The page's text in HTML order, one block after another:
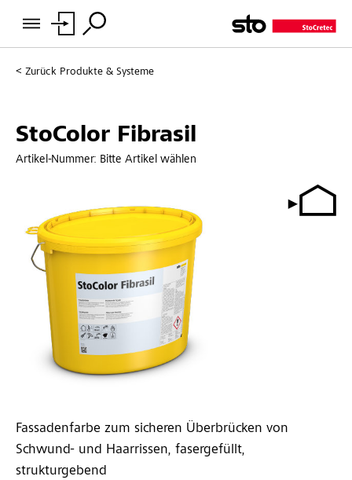
Zurück Produkte & Systeme
StoColor Fibrasil
Artikel-Nummer: Bitte Artikel wählen
Fassadenfarbe zum sicheren Überbrücken von
Schwund- und Haarrissen, fasergefüllt,
strukturgebend